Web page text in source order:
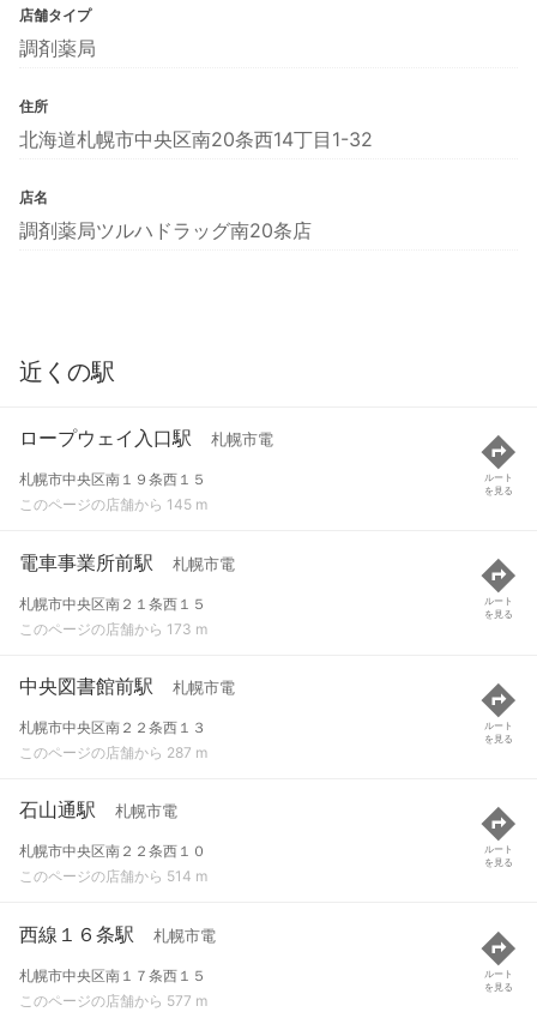
店舗タイプ
調剤薬局
住所
北海道札幌市中央区南20条西14丁目1-32
店名
調剤薬局ツルハドラッグ南20条店
近くの駅
ロープウェイ入口駅 札幌市電
札幌市中央区南１９条西１５
このページの店舗から 145 m
ルート
を見る
電車事業所前駅 札幌市電
札幌市中央区南２１条西１５
このページの店舗から 173 m
ルート
を見る
中央図書館前駅 札幌市電
札幌市中央区南２２条西１３
このページの店舗から 287 m
ルート
を見る
石山通駅 札幌市電
札幌市中央区南２２条西１０
このページの店舗から 514 m
ルート
を見る
西線１６条駅 札幌市電
札幌市中央区南１７条西１５
このページの店舗から 577 m
ルート
を見る